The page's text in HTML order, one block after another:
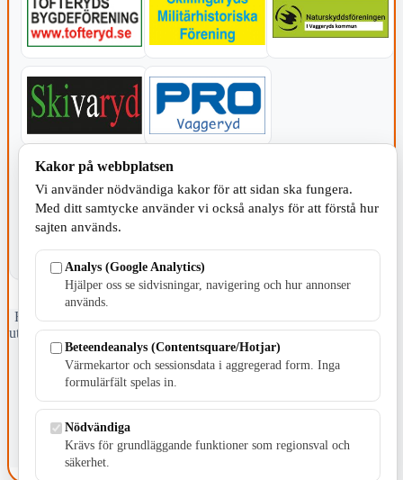
KOMMUNEN
Fristående webbtidningsföretag grundat 1991 som sedan 2002 ger
ut tidningen Skillingaryd.nu och 2010 lanserades Värnamo.nu. Från
april 2026 omfattar Skillingaryd.nu tre kommuner: Gnosjö,
Värnamo och Vaggeryds kommun.
E-post: redaktionen@skillingaryd.nu
Postadress: Gisslaköp 1, 568 92 Skillingaryd
Kakor på webbplatsen
Vi använder nödvändiga kakor för att sidan ska fungera.
Med ditt samtycke använder vi också analys för att förstå hur
sajten används.
Analys (Google Analytics)
Hjälper oss se sidvisningar, navigering och hur annonser
används.
Beteendeanalys (Contentsquare/Hotjar)
Värmekartor och sessionsdata i aggregerad form. Inga
formulärfält spelas in.
Nödvändiga
Krävs för grundläggande funktioner som regionsval och
säkerhet.